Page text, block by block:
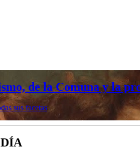
de la Comuna y la
sus facetas